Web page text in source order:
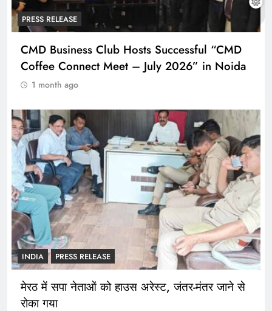
PRESS RELEASE
CMD Business Club Hosts Successful “CMD
Coffee Connect Meet – July 2026” in Noida
1 month ago
INDIA PRESS RELEASE
मेरठ में सपा नेताओं को हाउस अरेस्ट, जंतर-मंतर जाने से
रोका गया